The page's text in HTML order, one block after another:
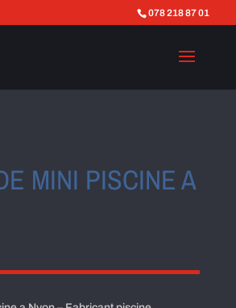
078 218 87 01
MINI PISCINE A